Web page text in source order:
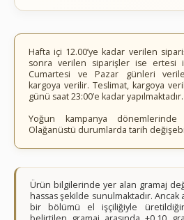
Hafta içi 12.00’ye kadar verilen
sonra verilen siparişler ise ertesi
Cumartesi ve Pazar günleri
kargoya verilir. Teslimat, kargoya
günü saat 23:00’e kadar yapılmaktadır.
Yoğun kampanya dönemlerinde
Olağanüstü durumlarda tarih
Ürün bilgilerinde yer alan gramaj
hassas şekilde sunulmaktadır.
bir bölümü el işçiliğiyle